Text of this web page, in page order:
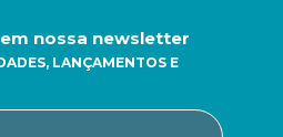
nossa newsletter
LANÇAMENTOS E